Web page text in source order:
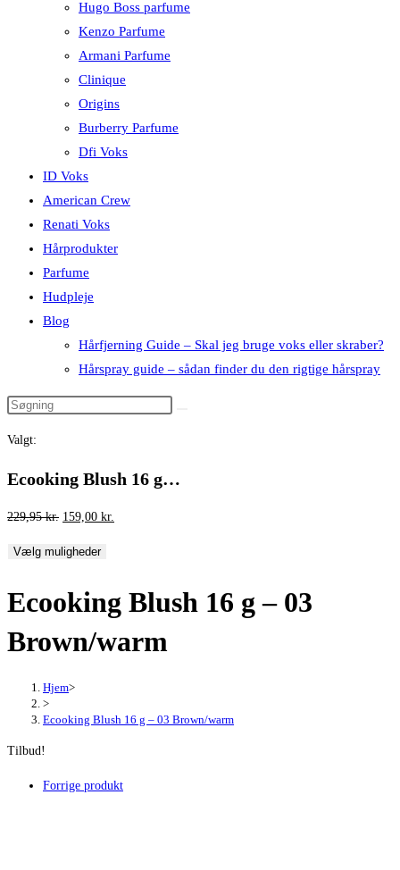
Hugo Boss parfume
Kenzo Parfume
Armani Parfume
Clinique
Origins
Burberry Parfume
Dfi Voks
ID Voks
American Crew
Renati Voks
Hårprodukter
Parfume
Hudpleje
Blog
Hårfjerning Guide – Skal jeg bruge voks eller skraber?
Hårspray guide – sådan finder du den rigtige hårspray
Valgt:
Ecooking Blush 16 g…
229,95kr. Den
pris
229,95 kr..
159,00 kr.
159,00 kr..
Vælg muligheder
Ecooking Blush 16 g – 03
Brown/warm
Hjem>
>
Ecooking Blush 16 g – 03 Brown/warm
Tilbud!
Forrige produkt